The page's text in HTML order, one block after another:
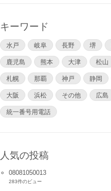
キーワード
水戸 岐阜 長野 堺
鹿児島
熊本 大津 松山
札幌
那覇 神戸 静岡
大阪
浜松 その他 広島
統一番号用電話
人気の投稿
08081050013
283件のビュー